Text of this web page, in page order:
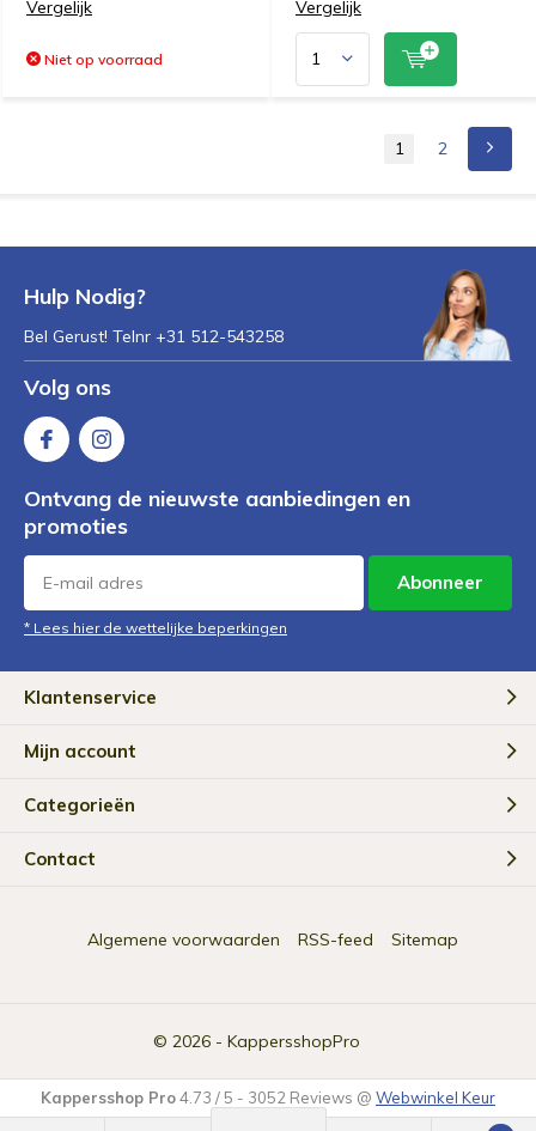
Vergelijk
Niet op voorraad
Vergelijk
1 2
Hulp Nodig?
Bel Gerust! Telnr +31 512-543258
Volg ons
Ontvang de nieuwste aanbiedingen en
promoties
Abonneer
* Lees hier de wettelijke beperkingen
Klantenservice
Mijn account
Categorieën
Contact
© 2026 - KappersshopPro
Algemene voorwaarden RSS-feed Sitemap
Kappersshop Pro4.73 /5 - 3052 Reviews @ Webwinkel Keur